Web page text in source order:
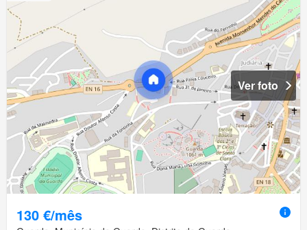
Ver foto
130 €/mês